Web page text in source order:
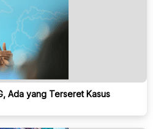
Ada yang Terseret Kasus